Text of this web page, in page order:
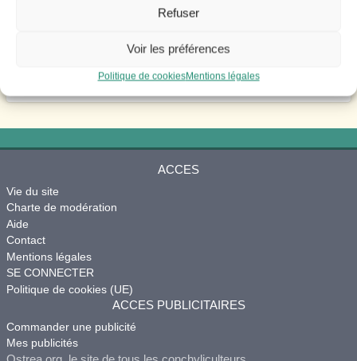
Refuser
Voir les préférences
Politique de cookiesMentions légales
ACCES
Vie du site
Charte de modération
Aide
Contact
Mentions légales
SE CONNECTER
Politique de cookies (UE)
ACCES PUBLICITAIRES
Commander une publicité
Mes publicités